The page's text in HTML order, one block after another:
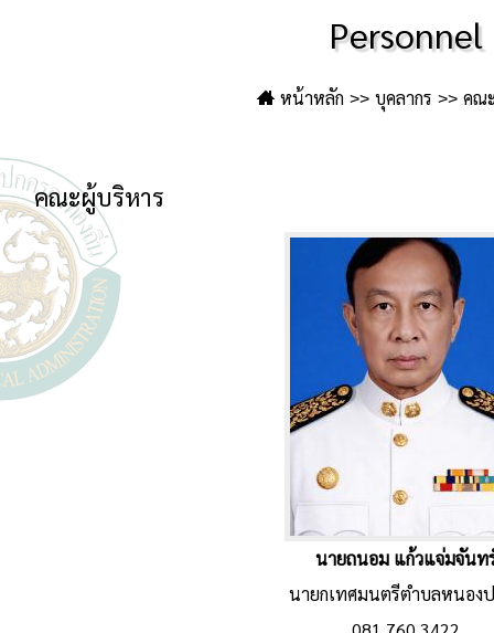
Personnel
หน้าหลัก บุคลากร คณ
คณะผู้บริหาร
นายถนอม แก้วแจ่มจันท
นายกเทศมนตรีตำบลหนอง